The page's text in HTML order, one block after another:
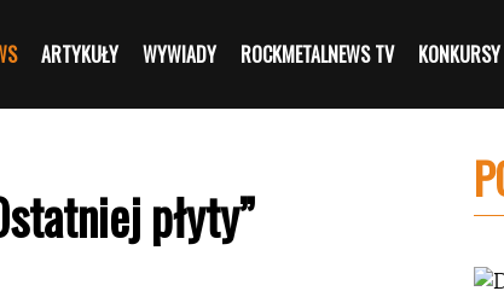
ARTYKUŁY WYWIADY ROCKMETALNEWS TV KONKURSY
płyty”